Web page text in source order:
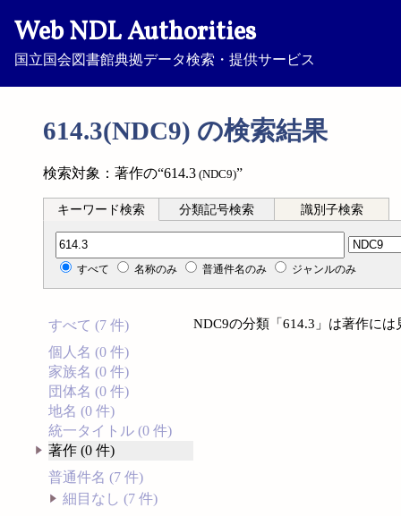
Web NDL Authorities
国立国会図書館典拠データ検索・提供サービス
614.3(NDC9) の検索結果
検索対象：著作の“614.3 (NDC9)”
キーワード検索 分類記号検索 識別子検索
分類記号検索
すべて 名称のみ 普通件名のみ ジャンルのみ
すべて (7 件)
個人名 (0 件)
家族名 (0 件)
団体名 (0 件)
地名 (0 件)
統一タイトル (0 件)
著作 (0 件)
普通件名 (7 件)
細目なし (7 件)
NDC9の分類「614.3」は著作に